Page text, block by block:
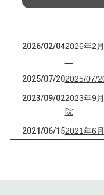
2026/02/042026年2
2025/07/202025/07/
2023/09/022023年9
院
2021/06/152021年6